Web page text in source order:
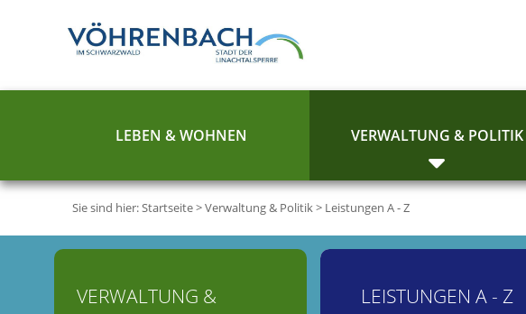
LEBEN & WOHNEN VERWALTUNG & POLITIK
Sie sind hier:Startseite>Verwaltung & Politik> Leistungen A - Z
LEISTUNGEN A - Z
VERWALTUNG &